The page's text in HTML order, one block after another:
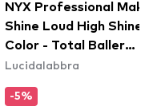
NYX Professional
Shine Loud High Shine
Color - Total Baller
(SLHP30)
Lucidalabbra
-5%